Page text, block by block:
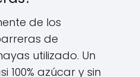
de los
de
utilizado. Un
azúcar y sin